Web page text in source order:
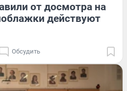
от досмотра на
действуют
Обсудить